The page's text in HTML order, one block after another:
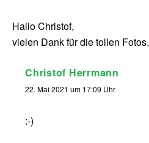
Hallo Christof,
vielen Dank für die tollen Fotos.
Christof Herrmann
22. Mai 2021 um 17:09 Uhr
:-)